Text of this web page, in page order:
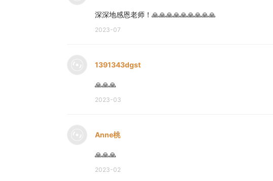
深深地感恩老师！🙏🙏🙏🙏🙏🙏🙏🙏🙏
2023-07
1391343dgst
🙏🙏🙏
2023-03
Anne桃
🙏🙏🙏
2023-02